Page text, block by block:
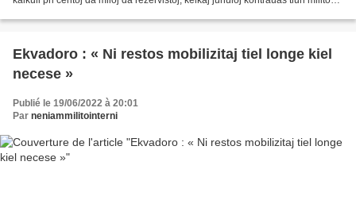
Ekvadoro : « Ni restos mobilizitaj tiel longe kiel
necese »
Publié le 19/06/2022 à 20:01
Par neniammilitointerni